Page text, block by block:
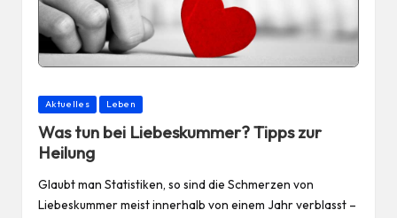
Posted
Aktuelles Leben
Was tun bei Liebeskummer? Tipps zur
Heilung
Glaubt man Statistiken, so sind die Schmerzen von
Liebeskummer meist innerhalb von einem Jahr verblasst –